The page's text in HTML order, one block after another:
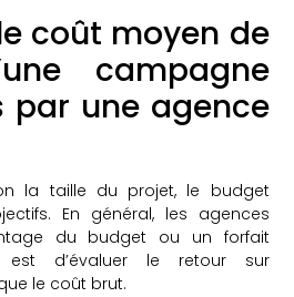
coût moyen de
campagne
par une agence
la taille du projet, le budget
En général, les agences
du budget ou un forfait
est d’évaluer le retour sur
le coût brut.